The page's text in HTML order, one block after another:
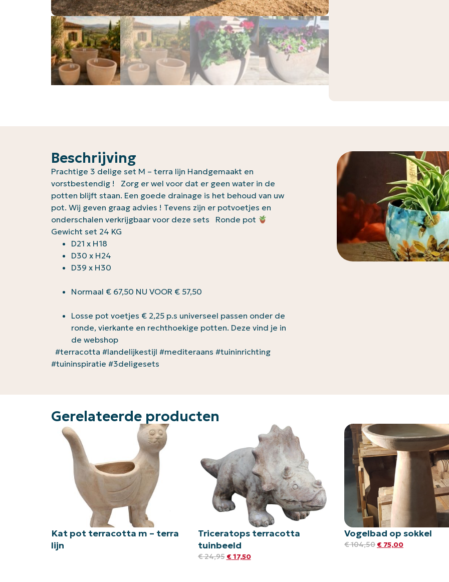
Beschrijving
Prachtige 3 delige set M – terra lijn Handgemaakt en
vorstbestendig ! Zorg er wel voor dat er geen water in de
potten blijft staan. Een goede drainage is het behoud van uw
pot. Wij geven graag advies ! Tevens zijn er potvoetjes en
onderschalen verkrijgbaar voor deze sets Ronde pot
Gewicht set 24 KG
D21 x H18
D30 x H24
D39 x H30
Normaal € 67,50 NU VOOR € 57,50
Losse pot voetjes € 2,25 p.s universeel passen onder de
ronde, vierkante en rechthoekige potten. Deze vind je in
de webshop
#terracotta #landelijkestijl #mediteraans #tuininrichting
#tuininspiratie #3deligesets
Gerelateerde producten
Kat pot terracotta m – terra
lijn
Triceratops terracotta
tuinbeeld
€24,95 €17,50
Vogelbad op sokkel
€104,50 € 75,00